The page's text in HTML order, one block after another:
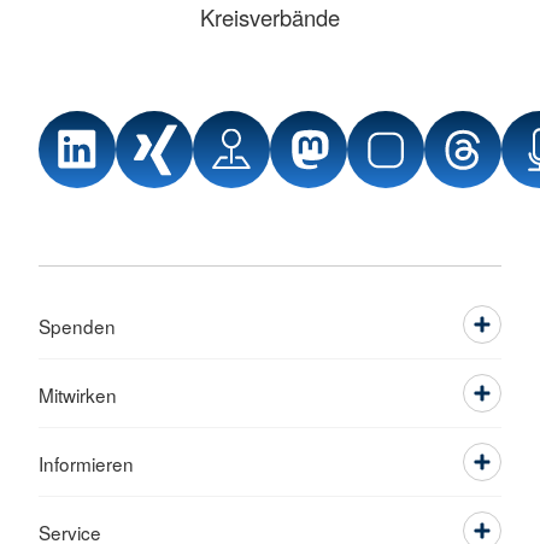
Kreisverbände
Spenden
Mitwirken
Informieren
Service